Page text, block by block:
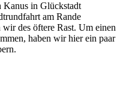
Kanus in Glückstadt
am Rande
des öftere Rast. Um einen
haben wir hier ein paar